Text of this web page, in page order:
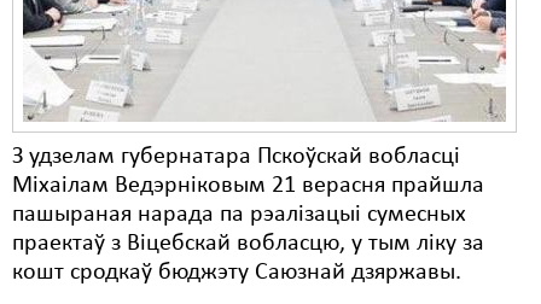
З удзелам губернатара Пскоўскай вобласці
Міхаілам Ведэрніковым 21 верасня прайшла
пашыраная нарада па рэалізацыі сумесных
праектаў з Віцебскай вобласцю, у тым ліку за
кошт сродкаў бюджэту Саюзнай дзяржавы.